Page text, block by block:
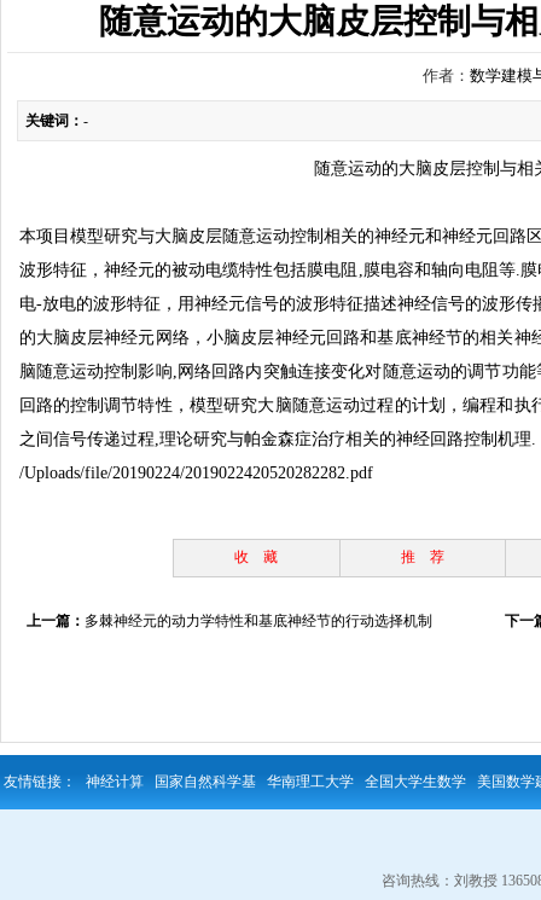
随意运动的大脑皮层控制与
作者： 数学建模
关键词： -
随意运动的大脑皮层控制与
本项目模型研究与大脑皮层随意运动控制相关的神经元和神经元回路
波形特征，神经元的被动电缆特性包括膜电阻,膜电容和轴向 电阻等.
电-放电的波形特征，用神经元信号的波形特征描述神经信号的波形
的大脑皮层神经元网络，小脑皮层神经元回路和基底神经节的相关神
脑随意运动控制影响,网络回路内突触连接变化对随意运动的调节功
回路的控制调节特性，模型研究大脑随意运动过程的计划，编程和
之间信号传递过程,理论研究与帕金森症治疗相关的神经回路控制机理.
/Uploads/file/20190224/2019022420520282282.pdf
收 藏 推 荐
上一篇： 多棘神经元的动力学特性和基底神经节的行动选择机制 下一
友情链接： 神经计算 国家自然科学基 华南理工大学 全国大学生数学 美国数学
咨询热线：刘教授